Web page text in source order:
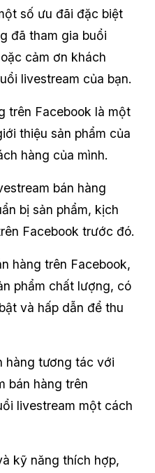
số ưu đãi đặc biệt
đã tham gia buổi
cảm ơn khách
livestream của bạn.
trên Facebook là một
thiệu sản phẩm của
hàng của mình.
bán hàng
bị sản phẩm, kịch
Facebook trước đó.
hàng trên Facebook,
phẩm chất lượng, có
và hấp dẫn để thu
hàng tương tác với
bán hàng trên
livestream một cách
kỹ năng thích hợp,